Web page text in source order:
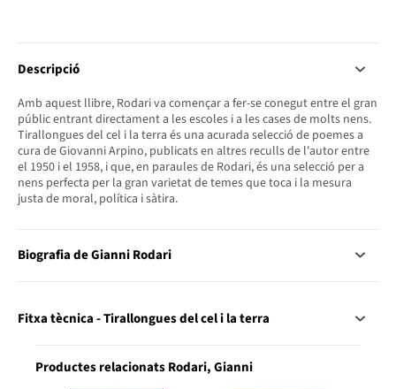
Descripció
Amb aquest llibre, Rodari va començar a fer-se conegut entre el gran
públic entrant directament a les escoles i a les cases de molts nens.
Tirallongues del cel i la terra és una acurada selecció de poemes a
cura de Giovanni Arpino, publicats en altres reculls de l'autor entre
el 1950 i el 1958, i que, en paraules de Rodari, és una selecció per a
nens perfecta per la gran varietat de temes que toca i la mesura
justa de moral, política i sàtira.
Biografia de Gianni Rodari
Fitxa tècnica - Tirallongues del cel i la terra
Productes relacionats Rodari, Gianni